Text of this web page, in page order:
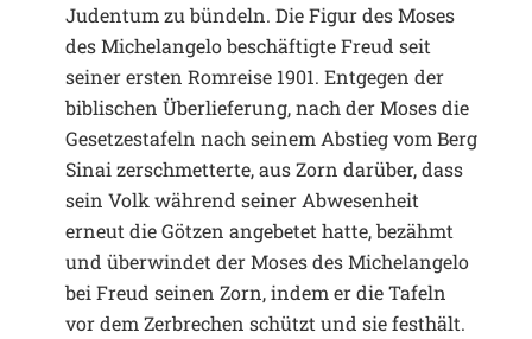
Judentum zu bündeln. Die Figur des Moses
des Michelangelo beschäftigte Freud seit
seiner ersten Romreise 1901. Entgegen der
biblischen Überlieferung, nach der Moses die
Gesetzestafeln nach seinem Abstieg vom Berg
Sinai zerschmetterte, aus Zorn darüber, dass
sein Volk während seiner Abwesenheit
erneut die Götzen angebetet hatte, bezähmt
und überwindet der Moses des Michelangelo
bei Freud seinen Zorn, indem er die Tafeln
vor dem Zerbrechen schützt und sie festhält.